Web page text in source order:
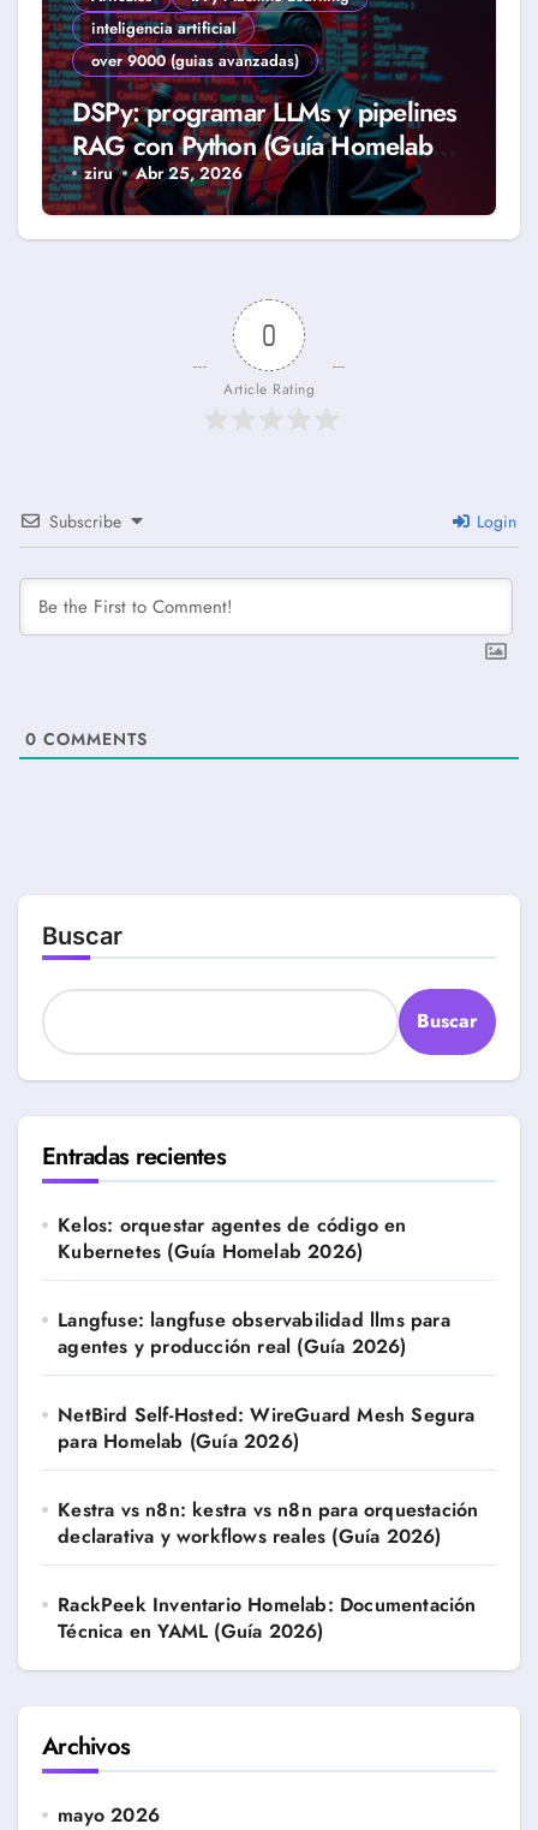
inteligencia artificial
over 9000 (guias avanzadas)
DSPy: programar LLMs y pipelines
RAG con Python (Guía Homelab
2026)
ziru Abr 25, 2026
0
Article Rating
Subscribe Login
0 COMMENTS
Buscar
Buscar
Entradas recientes
Kelos: orquestar agentes de código en
Kubernetes (Guía Homelab 2026)
Langfuse: langfuse observabilidad llms para
agentes y producción real (Guía 2026)
NetBird Self-Hosted: WireGuard Mesh Segura
para Homelab (Guía 2026)
Kestra vs n8n: kestra vs n8n para orquestación
declarativa y workflows reales (Guía 2026)
RackPeek Inventario Homelab: Documentación
Técnica en YAML (Guía 2026)
Archivos
mayo 2026